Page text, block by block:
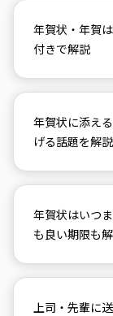
年賀状・年賀
付きで解説
年賀状に添え
げる話題を解説
年賀状はいつ
も良い期限も
上司・先輩に